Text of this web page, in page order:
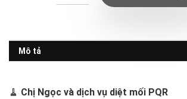
7.495.000 ₫.
Mô tả
🧹 Chị Ngọc và dịch vụ diệt mối PQR